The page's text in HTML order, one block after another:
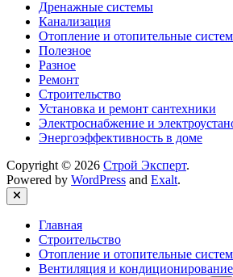
Дренажные системы
Канализация
Отопление и отопительные
Полезное
Разное
Ремонт
Строительство
Установка и ремонт сантехники
Электроснабжение и
Энергоэффективность в доме
Copyright © 2026 Строй Эксперт.
Powered by WordPress and Exalt.
Close
Главная
Строительство
Отопление и отопительные
Вентиляция и кондиционирование